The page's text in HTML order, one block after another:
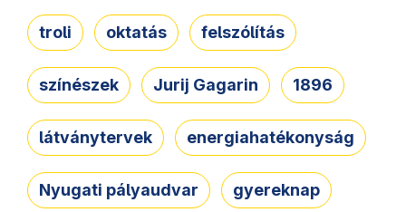
troli oktatás felszólítás
színészek Jurij Gagarin 1896
látványtervek energiahatékonyság
Nyugati pályaudvar gyereknap